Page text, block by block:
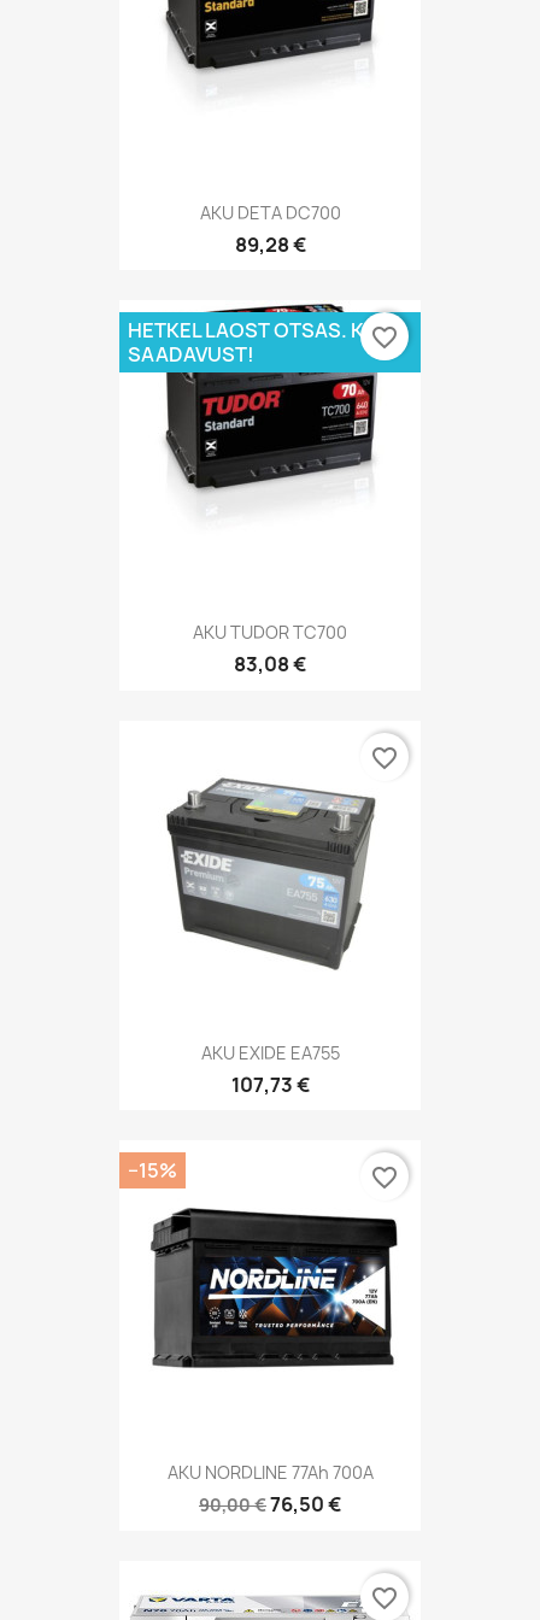
AKU DETA DC700
89,28 €
AKU TUDOR TC700
83,08 €
HETKEL LAOST OTSAS. KÜSI
SAADAVUST!
favorite_border
AKU EXIDE EA755
107,73 €
favorite_border
AKU NORDLINE 77Ah 700A
90,00 €76,50 €
−15% favorite_border
favorite_border